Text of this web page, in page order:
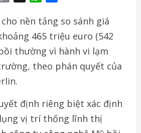
nền tảng so sánh giá
465 triệu euro (542
thường vì hành vi lạm
theo phán quyết của
định riêng biệt xác định
vị trí thống lĩnh thị